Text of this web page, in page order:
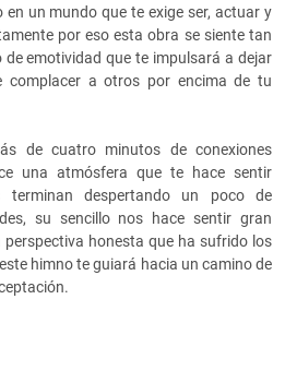
un mundo que te exige ser, actuar y
por eso esta obra se siente tan
emotividad que te impulsará a dejar
complacer a otros por encima de tu
de cuatro minutos de conexiones
una atmósfera que te hace sentir
terminan despertando un poco de
su sencillo nos hace sentir gran
honesta que ha sufrido los
himno te guiará hacia un camino de